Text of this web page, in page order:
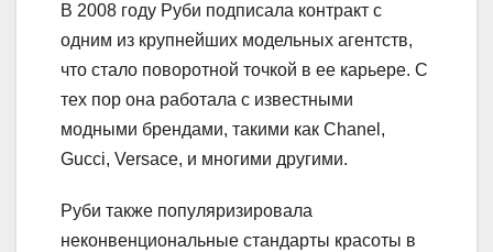
В 2008 году Руби подписала контракт с
одним из крупнейших модельных агентств,
что стало поворотной точкой в ее карьере. С
тех пор она работала с известными
модными брендами, такими как Chanel,
Gucci, Versace, и многими другими.
Руби также популяризировала
неконвенциональные стандарты красоты в